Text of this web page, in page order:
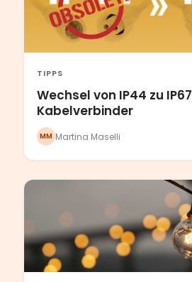
TIPPS
Wechsel von IP44 zu IP67
Kabelverbinder
MM Martina Maselli